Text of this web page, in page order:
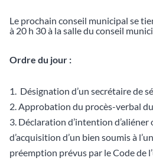
Le prochain conseil municipal se
à 20 h 30 à la salle du conseil
Ordre du jour :
Désignation d’un secrétaire de
Approbation du procès-verbal
Déclaration d’intention d’aliéner
d’acquisition d’un bien soumis à
préemption prévus par le Code de